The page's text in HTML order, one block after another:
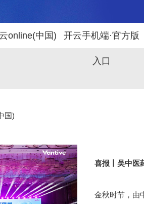
online(中国) 开云手机端·官方版
入口
国)
喜报丨吴中医
金秋时节，由